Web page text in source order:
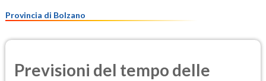
Provincia di Bolzano
Previsioni del tempo delle